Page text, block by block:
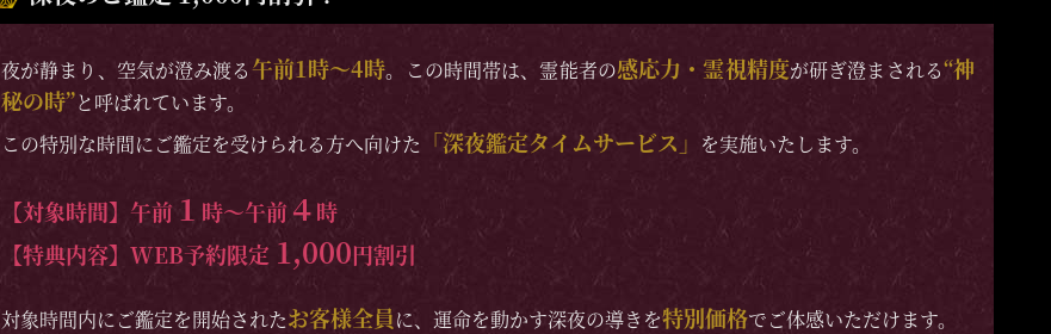
夜が静まり、空気が澄み渡る午前1時〜4時。この時間帯は、霊能者の感応力・霊視精度が研ぎ澄まされる“神
秘の時”と呼ばれています。
この特別な時間にご鑑定を受けられる方へ向けた 「深夜鑑定タイムサービス」 を実施いたします。
【対象時間】午前 １ 時〜午前４時
【特典内容】WEB予約限定 1,000円割引
対象時間内にご鑑定を開始されたお客様全員に、運命を動かす深夜の導きを特別価格でご体感いただけます。